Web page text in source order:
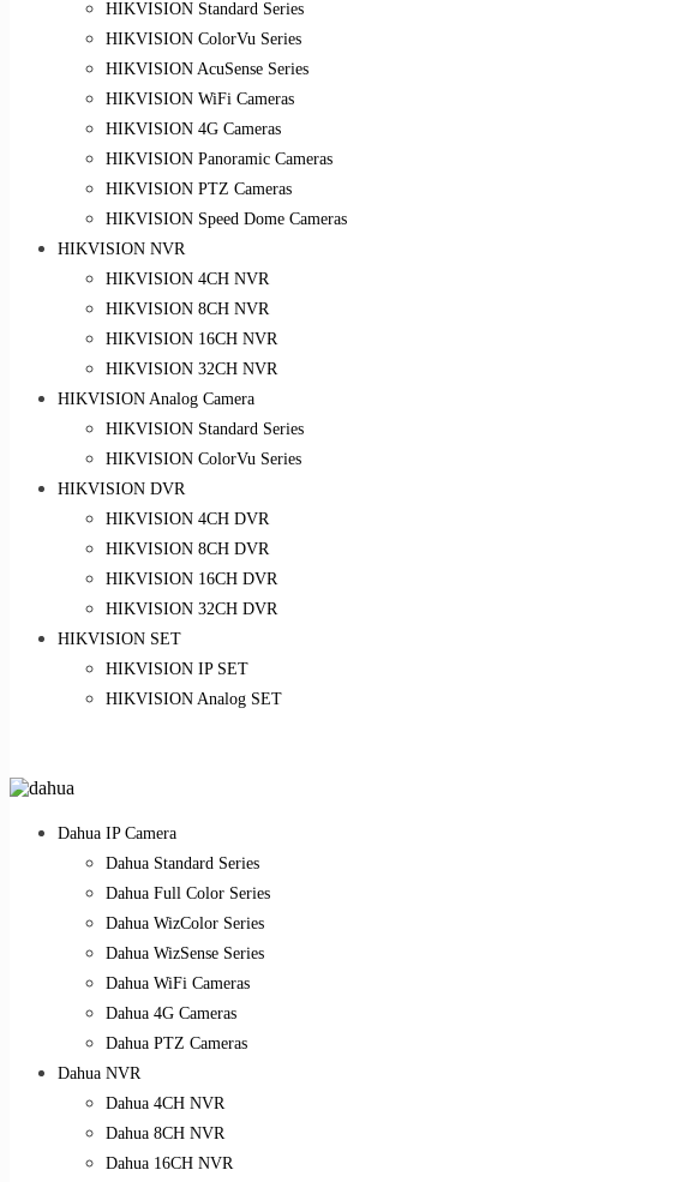
HIKVISION Standard Series
HIKVISION ColorVu Series
HIKVISION AcuSense Series
HIKVISION WiFi Cameras
HIKVISION 4G Cameras
HIKVISION Panoramic Cameras
HIKVISION PTZ Cameras
HIKVISION Speed Dome Cameras
HIKVISION NVR
HIKVISION 4CH NVR
HIKVISION 8CH NVR
HIKVISION 16CH NVR
HIKVISION 32CH NVR
HIKVISION Analog Camera
HIKVISION Standard Series
HIKVISION ColorVu Series
HIKVISION DVR
HIKVISION 4CH DVR
HIKVISION 8CH DVR
HIKVISION 16CH DVR
HIKVISION 32CH DVR
HIKVISION SET
HIKVISION IP SET
HIKVISION Analog SET
Dahua IP Camera
Dahua Standard Series
Dahua Full Color Series
Dahua WizColor Series
Dahua WizSense Series
Dahua WiFi Cameras
Dahua 4G Cameras
Dahua PTZ Cameras
Dahua NVR
Dahua 4CH NVR
Dahua 8CH NVR
Dahua 16CH NVR